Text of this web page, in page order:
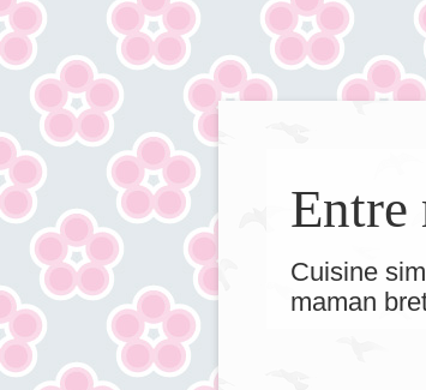
Entre
Cuisine
maman